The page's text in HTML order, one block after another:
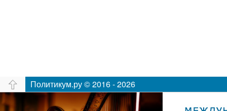
Политикум.ру © 2016 - 2026